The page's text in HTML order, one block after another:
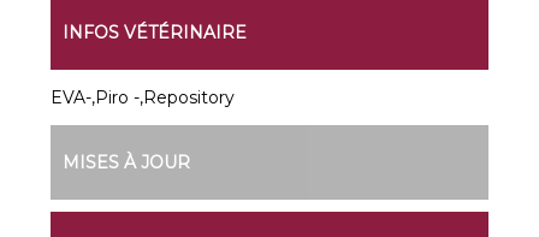
INFOS VÉTÉRINAIRE
EVA-,Piro -,Repository
MISES À JOUR